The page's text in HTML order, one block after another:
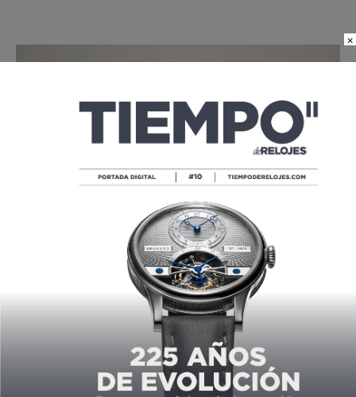
SIETE VECES SUBLIME
×